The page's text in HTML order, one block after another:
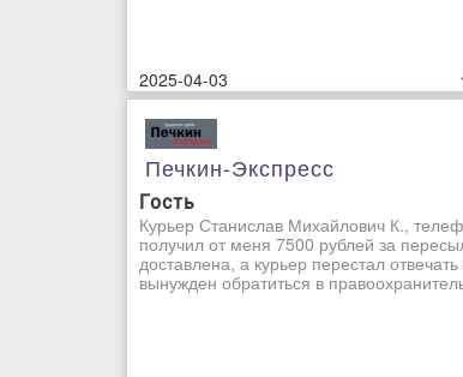
2025-04-03
Печкин-Экспресс
Гость
Курьер Станислав Михайлович К.,
получил от меня 7500 рублей за
доставлена, а курьер перестал
вынужден обратиться в